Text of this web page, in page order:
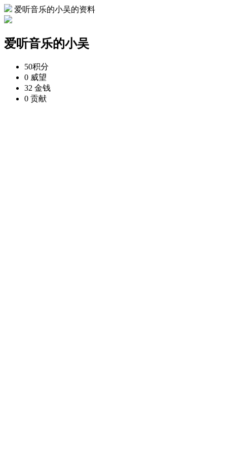
爱听音乐的小吴的资料
爱听音乐的小吴
50积分
0 威望
32 金钱
0 贡献